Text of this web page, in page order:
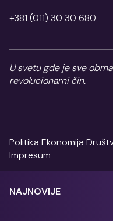
+381 (011) 30 30 680
U svetu gde je sve
revolucionarni čin.
Politika Ekonomija
Impresum
NAJNOVIJE